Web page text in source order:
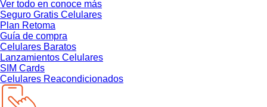
Ver todo en conoce más
Seguro Gratis Celulares
Plan Retoma
Guía de compra
Celulares Baratos
Lanzamientos Celulares
SIM Cards
Celulares Reacondicionados